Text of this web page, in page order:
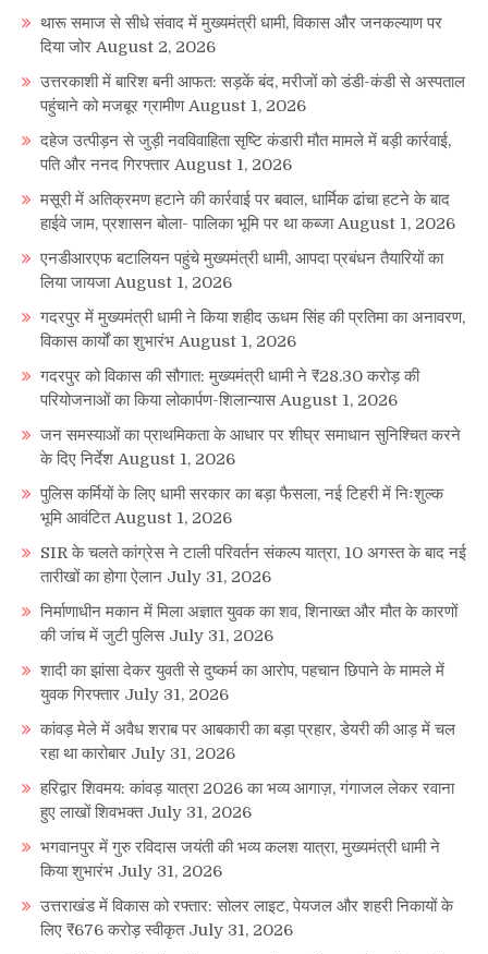
थारू समाज से सीधे संवाद में मुख्यमंत्री धामी, विकास और जनकल्याण पर
दिया जोर August 2, 2026
उत्तरकाशी में बारिश बनी आफत: सड़कें बंद, मरीजों को डंडी-कंडी से अस्पताल
पहुंचाने को मजबूर ग्रामीण August 1, 2026
दहेज उत्पीड़न से जुड़ी नवविवाहिता सृष्टि कंडारी मौत मामले में बड़ी कार्रवाई,
पति और ननद गिरफ्तार August 1, 2026
मसूरी में अतिक्रमण हटाने की कार्रवाई पर बवाल, धार्मिक ढांचा हटने के बाद
हाईवे जाम, प्रशासन बोला- पालिका भूमि पर था कब्जा August 1, 2026
एनडीआरएफ बटालियन पहुंचे मुख्यमंत्री धामी, आपदा प्रबंधन तैयारियों का
लिया जायजा August 1, 2026
गदरपुर में मुख्यमंत्री धामी ने किया शहीद ऊधम सिंह की प्रतिमा का अनावरण,
विकास कार्यों का शुभारंभ August 1, 2026
गदरपुर को विकास की सौगात: मुख्यमंत्री धामी ने ₹28.30 करोड़ की
परियोजनाओं का किया लोकार्पण-शिलान्यास August 1, 2026
जन समस्याओं का प्राथमिकता के आधार पर शीघ्र समाधान सुनिश्चित करने
के दिए निर्देश August 1, 2026
पुलिस कर्मियों के लिए धामी सरकार का बड़ा फैसला, नई टिहरी में निःशुल्क
भूमि आवंटित August 1, 2026
SIR के चलते कांग्रेस ने टाली परिवर्तन संकल्प यात्रा, 10 अगस्त के बाद नई
तारीखों का होगा ऐलान July 31, 2026
निर्माणाधीन मकान में मिला अज्ञात युवक का शव, शिनाख्त और मौत के कारणों
की जांच में जुटी पुलिस July 31, 2026
शादी का झांसा देकर युवती से दुष्कर्म का आरोप, पहचान छिपाने के मामले में
युवक गिरफ्तार July 31, 2026
कांवड़ मेले में अवैध शराब पर आबकारी का बड़ा प्रहार, डेयरी की आड़ में चल
रहा था कारोबार July 31, 2026
हरिद्वार शिवमय: कांवड़ यात्रा 2026 का भव्य आगाज़, गंगाजल लेकर रवाना
हुए लाखों शिवभक्त July 31, 2026
भगवानपुर में गुरु रविदास जयंती की भव्य कलश यात्रा, मुख्यमंत्री धामी ने
किया शुभारंभ July 31, 2026
उत्तराखंड में विकास को रफ्तार: सोलर लाइट, पेयजल और शहरी निकायों के
लिए ₹676 करोड़ स्वीकृत July 31, 2026